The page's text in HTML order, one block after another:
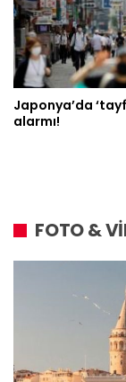
Japonya’da
alarmı!
FOTO &